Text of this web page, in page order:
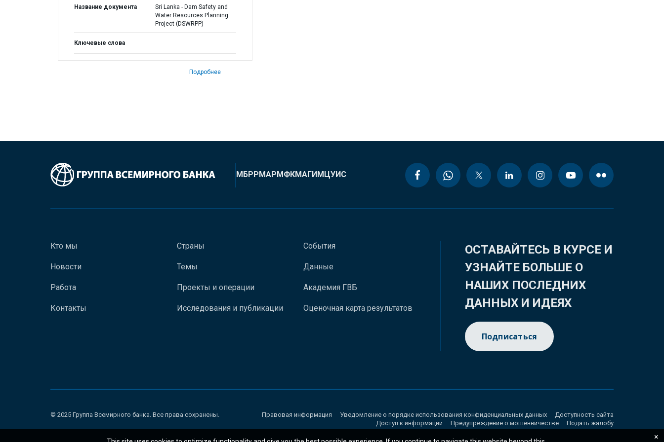
Название документа
Sri Lanka - Dam Safety and
Water Resources Planning
Project (DSWRPP)
Ключевые слова
Подробнее
МБРРМАРМФКМАГИМЦУИС
Кто мы
Новости
Работа
Контакты
Страны
Темы
Проекты и операции
Исследования и публикации
События
Данные
Академия ГВБ
Оценочная карта результатов
ОСТАВАЙТЕСЬ В КУРСЕ И
УЗНАЙТЕ БОЛЬШЕ О
НАШИХ ПОСЛЕДНИХ
ДАННЫХ И ИДЕЯХ
Подписаться
© 2025 Группа Всемирного банка. Все права сохранены. Правовая информация Уведомление о порядке использования конфиденциальных данных
Доступность сайта
Доступ к информации
Предупреждение о мошенничестве Подать жалобу
×